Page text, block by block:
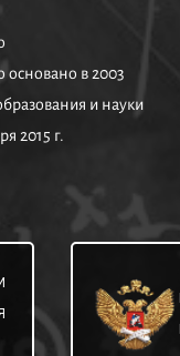
основано в 2003
и науки
2015 г.